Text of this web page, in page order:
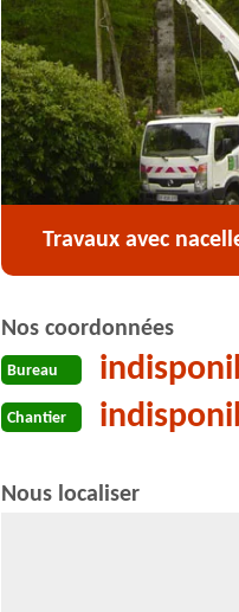
Travaux avec
Nos coordonnées
Bureau
Chantier
Nous localiser